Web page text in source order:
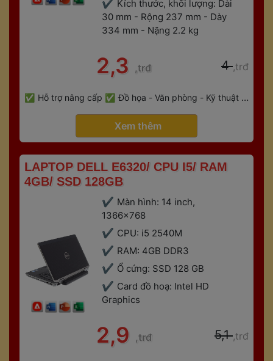
Kích thước, khối lượng: Dài
30 mm - Rộng 237 mm - Dày
334 mm - Nặng 2.2 kg
2,3 ,trđ 4 ,trđ
Hỗ trợ nâng cấp
Đồ họa - Văn phòng - Kỹ thuật -
Xem thêm
LAPTOP DELL E6320/ CPU I5/ RAM
4GB/ SSD 128GB
Màn hình: 14 inch,
1366x768
CPU: i5 2540M
RAM: 4GB DDR3
Ổ cứng: SSD 128 GB
Card đồ hoạ: Intel HD
Graphic
2,9 ,trđ 5,1 ,trđ